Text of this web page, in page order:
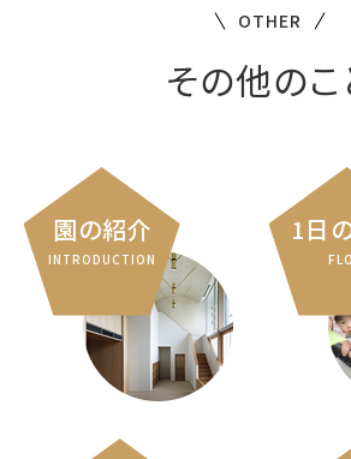
OTHER
その他のこ
園の紹介
INTRODUCTION
1日